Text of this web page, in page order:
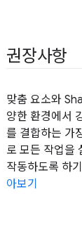
권장사항
맞춤 요소와
양한 환경에서
를 결합하는 가
로 모든 작업을
작동하도록 하
아보기